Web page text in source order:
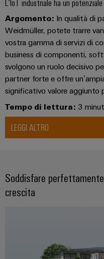
come
fondamentale
per
la
energetica
energia
eolica
Eccellenza
operativa
nell'energia
eolica
quadro
elettrico
Servizio
di
assemblaggio
Guide
per
morsettiere
preassemblate
modificate
personalizzato
L’IoT industriale ha un
Argomento: In qualità di
Weidmüller, potete trarre
vostra gamma di servizi di
business di componenti,
svolgono un ruolo decisivo
partner forte e offre
significativo valore aggiunto
Tempo di lettura: 3
LEGGI ALTRO
Soddisfare
crescita